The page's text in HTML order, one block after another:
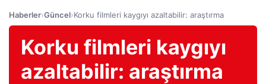
Haberler›Güncel›Korku filmleri kaygıyı azaltabilir: araştırma
Korku filmleri kaygıyı
azaltabilir: araştırma